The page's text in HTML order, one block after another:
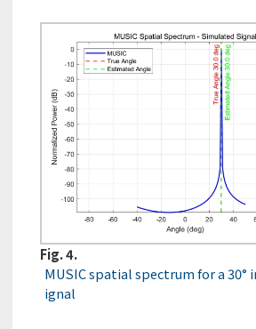
Fig. 4.
MUSIC spatial spectrum for a 30°
ignal